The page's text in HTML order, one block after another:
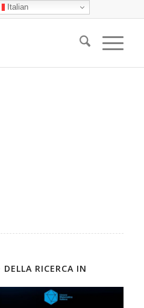
Italiana
RICERCA IN
Italian